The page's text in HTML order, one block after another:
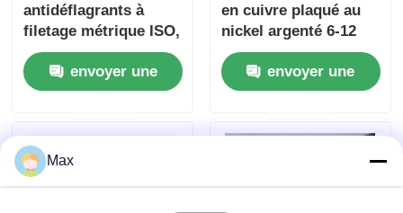
antidéflagrants à
filetage métrique ISO,
sécurité intrinsèque
avec joint en
caoutchouc
envoyer une
en cuivre plaqué au
nickel argenté 6-12
mm Ex db IIC T6 Gb
IP66
envoyer une
Max